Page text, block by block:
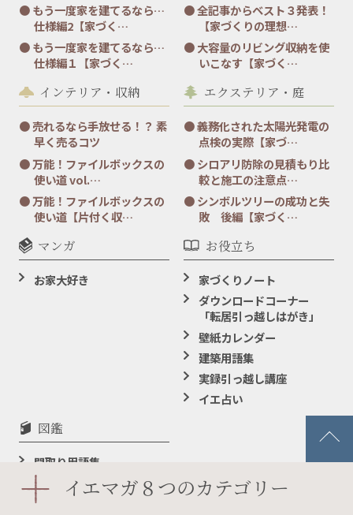
もう一度家を建てるなら…
仕様編2【家づく…
もう一度家を建てるなら…
仕様編１【家づく…
全記事からベスト３発表！
【家づくりの理想…
大容量のリビング収納を使
いこなす【家づく…
インテリア・収納
売れるなら手放せる！？ 素
早く売るコツ
万能！ファイルボックスの
使い道 vol.…
万能！ファイルボックスの
使い道【片付く収…
エクステリア・庭
義務化された太陽光発電の
点検の実際【家づ…
シロアリ防除の見積もり比
較と施工の注意点…
シンボルツリーの成功と失
敗 後編【家づく…
マンガ
お家大好き
お役立ち
家づくりノート
ダウンロードコーナー
「転居引っ越しはがき」
壁紙カレンダー
建築用語集
実録引っ越し講座
イエ占い
図鑑
間取り用語集
イエマガ８つのカテゴリー